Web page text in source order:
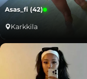
Asas_fi (42)
Karkkila